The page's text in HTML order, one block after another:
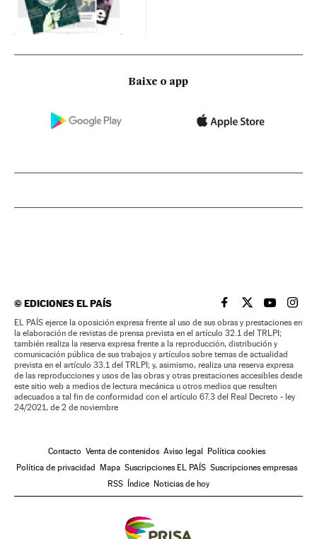
Baixe o app
©EDICIONES EL PAÍS EL PAÍS BRASIL EN
EL PAÍSEL PAÍS
EL
EL PAÍS ejerce la oposición expresa frente al uso de sus obras y prestaciones en
la elaboración de revistas de prensa prevista en el artículo 32.1 del TRLPI;
también realiza la reserva expresa frente a la reproducción, distribución y
comunicación pública de sus trabajos y artículos sobre temas de actualidad
prevista en el artículo 33.1 del TRLPI; y, asimismo, realiza una reserva expresa
de las reproducciones y usos de las obras y otras prestaciones accesibles desde
este sitio web a medios de lectura mecánica u otros medios que resulten
adecuados a tal fin de conformidad con el artículo 67.3 del Real Decreto - ley
24/2021, de 2 de noviembre
Contacto Venta de contenidos Aviso legal
Política cookies
Política de privacidad
Mapa Suscripciones EL PAÍS Suscripciones empresas
RSS
Índice Noticias de hoy